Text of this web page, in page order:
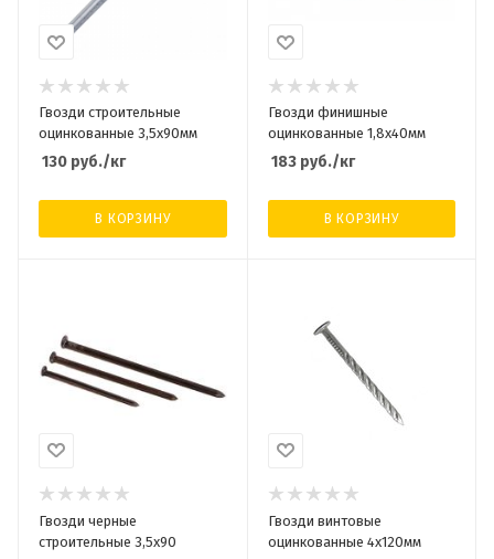
Гвозди строительные
оцинкованные 3,5х90мм
130 руб./кг
В КОРЗИНУ
Гвозди финишные
оцинкованные 1,8х40мм
183руб./кг
В КОРЗИНУ
Гвозди черные
строительные 3,5х90
Гвозди винтовые
оцинкованные 4х120мм